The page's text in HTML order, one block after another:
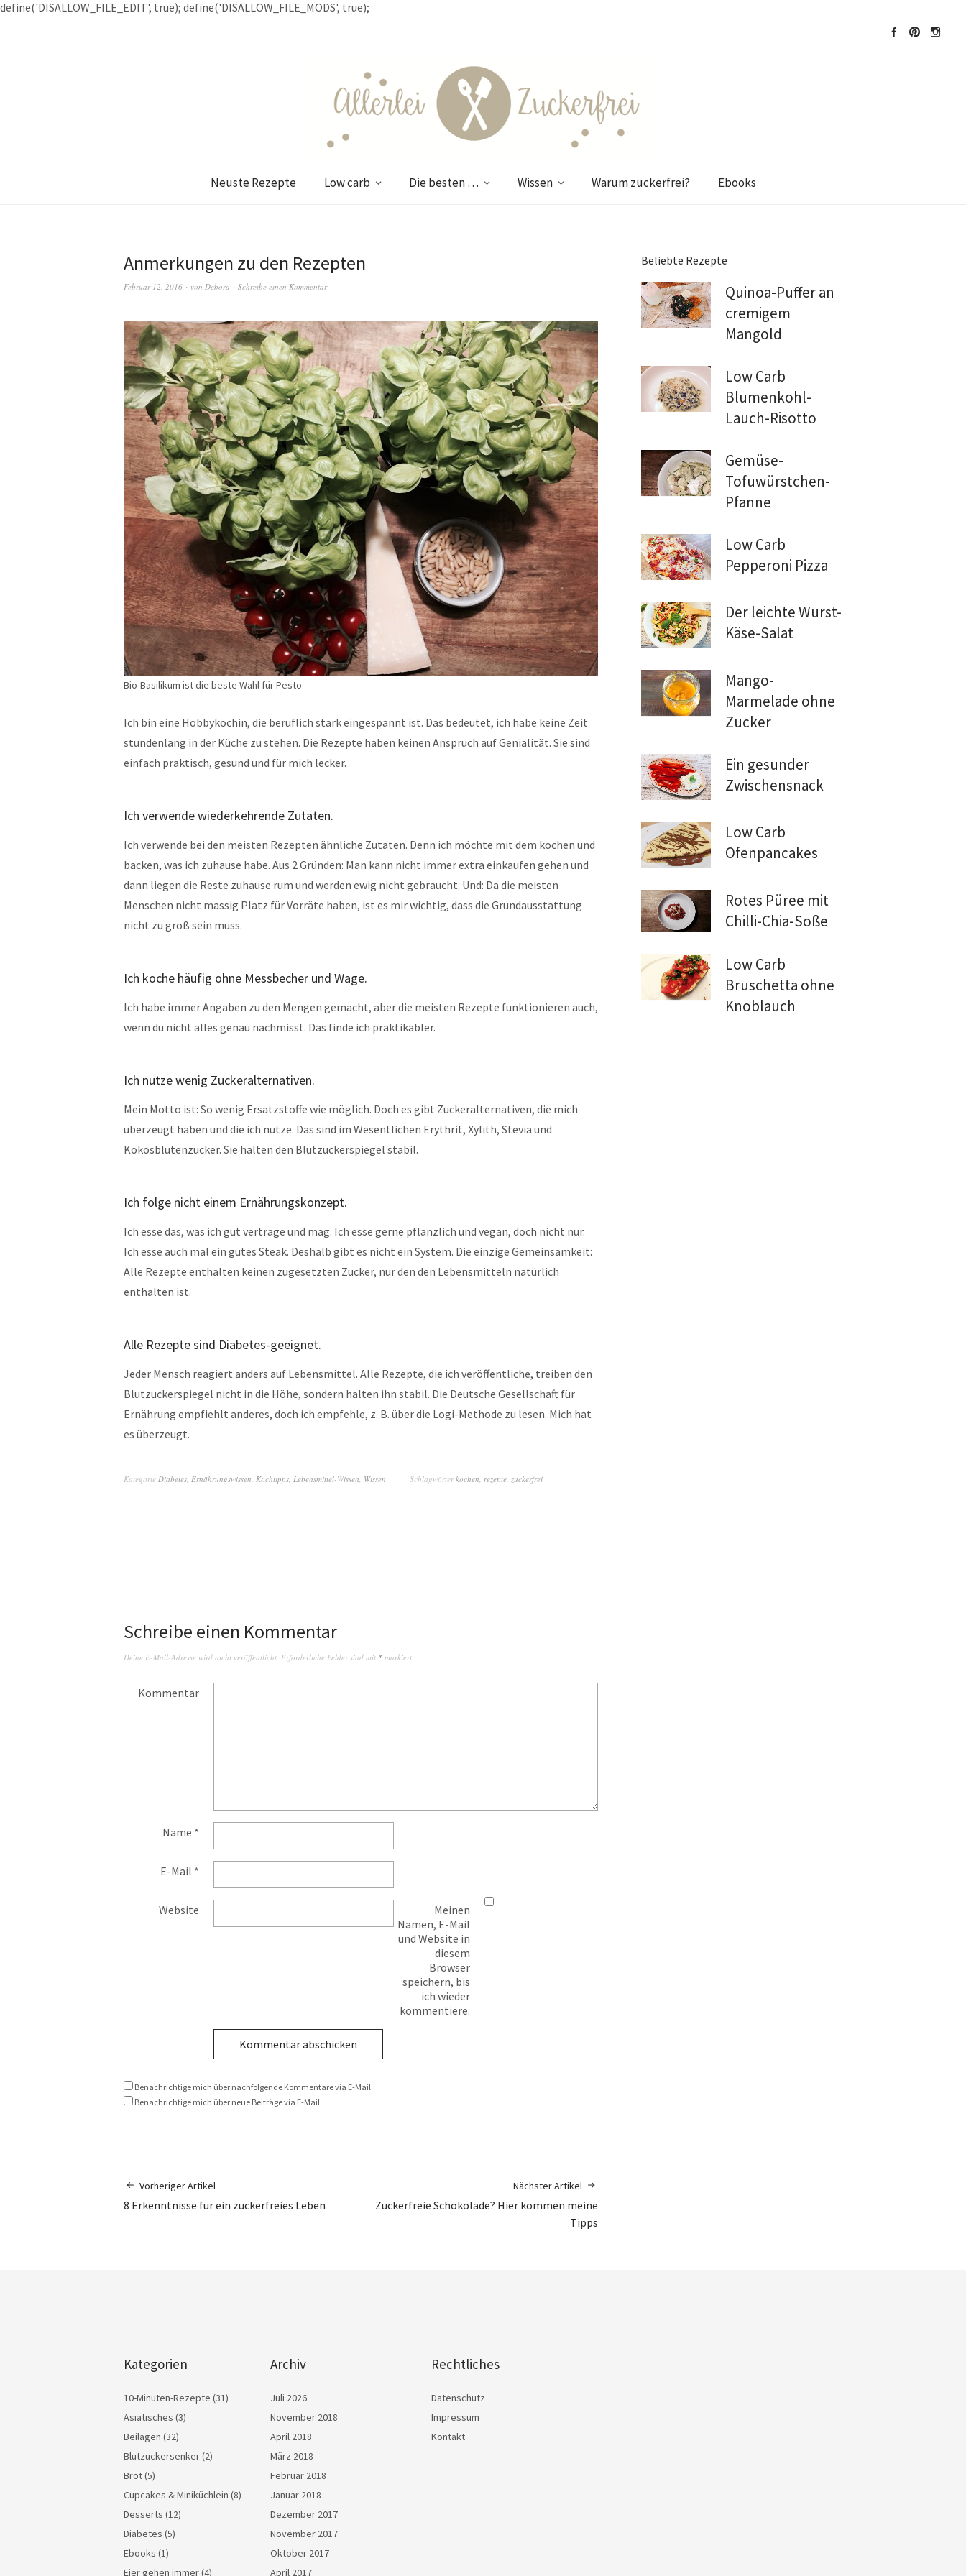
define('DISALLOW_FILE_EDIT', true); define('DISALLOW_FILE_MODS', true);
Neuste Rezepte Low carb Die besten … Wissen Warum zuckerfrei? Ebooks
Anmerkungen zu den Rezepten
Februar 12, 2016 von Debora Schreibe einen Kommentar
Bio-Basilikum ist die beste Wahl für Pesto
Ich bin eine Hobbyköchin, die beruflich stark eingespannt ist. Das bedeutet, ich habe keine Zeit
stundenlang in der Küche zu stehen. Die Rezepte haben keinen Anspruch auf Genialität. Sie sind
einfach praktisch, gesund und für mich lecker.
Ich verwende wiederkehrende Zutaten.
Ich verwende bei den meisten Rezepten ähnliche Zutaten. Denn ich möchte mit dem kochen und
backen, was ich zuhause habe. Aus 2 Gründen: Man kann nicht immer extra einkaufen gehen und
dann liegen die Reste zuhause rum und werden ewig nicht gebraucht. Und: Da die meisten
Menschen nicht massig Platz für Vorräte haben, ist es mir wichtig, dass die Grundausstattung
nicht zu groß sein muss.
Ich koche häufig ohne Messbecher und Wage.
Ich habe immer Angaben zu den Mengen gemacht, aber die meisten Rezepte funktionieren auch,
wenn du nicht alles genau nachmisst. Das finde ich praktikabler.
Ich nutze wenig Zuckeralternativen.
Mein Motto ist: So wenig Ersatzstoffe wie möglich. Doch es gibt Zuckeralternativen, die mich
überzeugt haben und die ich nutze. Das sind im Wesentlichen Erythrit, Xylith, Stevia und
Kokosblütenzucker. Sie halten den Blutzuckerspiegel stabil.
Ich folge nicht einem Ernährungskonzept.
Ich esse das, was ich gut vertrage und mag. Ich esse gerne pflanzlich und vegan, doch nicht nur.
Ich esse auch mal ein gutes Steak. Deshalb gibt es nicht ein System. Die einzige Gemeinsamkeit:
Alle Rezepte enthalten keinen zugesetzten Zucker, nur den den Lebensmitteln natürlich
enthalten ist.
Alle Rezepte sind Diabetes-geeignet.
Jeder Mensch reagiert anders auf Lebensmittel. Alle Rezepte, die ich veröffentliche, treiben den
Blutzuckerspiegel nicht in die Höhe, sondern halten ihn stabil. Die Deutsche Gesellschaft für
Ernährung empfiehlt anderes, doch ich empfehle, z. B. über die Logi-Methode zu lesen. Mich hat
es überzeugt.
Kategorie Diabetes, Ernährungswissen, Kochtipps, Lebensmittel-Wissen, Wissen Schlagwörterkochen, rezepte, zuckerfrei
Schreibe einen Kommentar
Deine E-Mail-Adresse wird nicht veröffentlicht. Erforderliche Felder sind mit * markiert.
Kommentar
Name *
E-Mail *
Website
Meinen
Namen, E-Mail
und Website in
diesem
Browser
speichern, bis
ich wieder
kommentiere.
Benachrichtige mich über nachfolgende Kommentare via E-Mail.
Benachrichtige mich über neue Beiträge via E-Mail.
Vorheriger Artikel
8 Erkenntnisse für ein zuckerfreies Leben
Nächster Artikel
Zuckerfreie Schokolade? Hier kommen meine
Tipps
Beliebte Rezepte
Quinoa-Puffer an
cremigem
Mangold
Low Carb
Blumenkohl-
Lauch-Risotto
Gemüse-
Tofuwürstchen-
Pfanne
Low Carb
Pepperoni Pizza
Der leichte Wurst-
Käse-Salat
Mango-
Marmelade ohne
Zucker
Ein gesunder
Zwischensnack
Low Carb
Ofenpancakes
Rotes Püree mit
Chilli-Chia-Soße
Low Carb
Bruschetta ohne
Knoblauch
Kategorien
10-Minuten-Rezepte (31)
Asiatisches (3)
Beilagen (32)
Blutzuckersenker(2)
Brot(5)
Cupcakes & Miniküchlein (8)
Desserts (12)
Diabetes (5)
Ebooks (1)
Eier gehen immer(4)
Archiv
Juli 2026
November 2018
April 2018
März 2018
Februar 2018
Januar 2018
Dezember 2017
November 2017
Oktober 2017
April 2017
Rechtliches
Datenschutz
Impressum
Kontakt